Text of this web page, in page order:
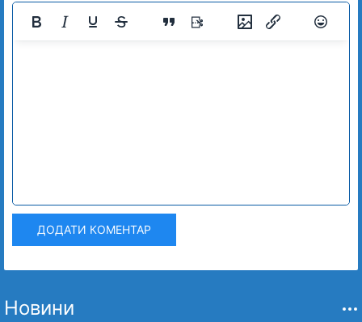
ДОДАТИ КОМЕНТАР
Новини